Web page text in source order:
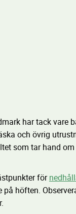
har tack vare
och övrig
som tar hand
för
höften.